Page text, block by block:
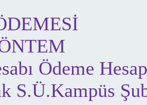
Ödeme
S.Ü.Kampüs